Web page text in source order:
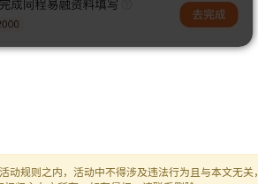
规则之内，活动中不得涉及违法行为且与本文无关，